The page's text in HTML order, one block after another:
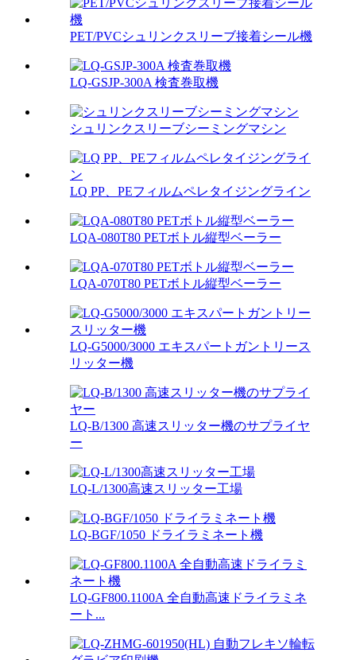
PET/PVCシュリンクスリーブ接着シール機
LQ-GSJP-300A 検査巻取機
シュリンクスリーブシーミングマシン
LQ PP、PEフィルムペレタイジングライン
LQA-080T80 PETボトル縦型ベーラー
LQA-070T80 PETボトル縦型ベーラー
LQ-G5000/3000 エキスパートガントリース
リッター機
LQ-B/1300 高速スリッター機のサプライヤ
ー
LQ-L/1300高速スリッター工場
LQ-BGF/1050 ドライラミネート機
LQ-GF800.1100A 全自動高速ドライラミネ
ート...